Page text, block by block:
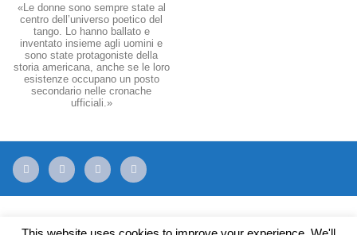
«Le donne sono sempre state al
centro dell’universo poetico del
tango. Lo hanno ballato e
inventato insieme agli uomini e
sono state protagoniste della
storia americana, anche se le loro
esistenze occupano un posto
secondario nelle cronache
ufficiali.»
mail facebookyoutube instagram
IMPRESSUM + AGB